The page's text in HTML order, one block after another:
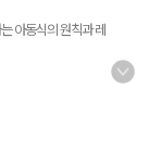
아동식의 원칙과 레